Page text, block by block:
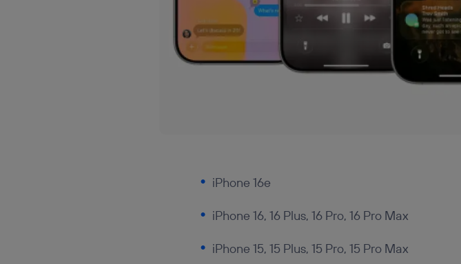
iPhone 16e
iPhone 16, 16 Plus, 16 Pro, 16 Pro Max
iPhone 15, 15 Plus, 15 Pro, 15 Pro Max